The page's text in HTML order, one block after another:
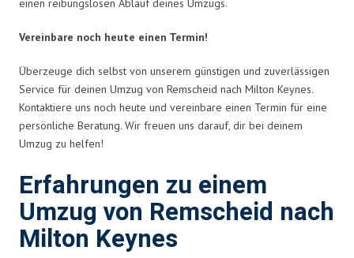
einen reibungslosen Ablauf deines Umzugs.
Vereinbare noch heute einen Termin!
Überzeuge dich selbst von unserem günstigen und zuverlässigen
Service für deinen Umzug von Remscheid nach Milton Keynes.
Kontaktiere uns noch heute und vereinbare einen Termin für eine
persönliche Beratung. Wir freuen uns darauf, dir bei deinem
Umzug zu helfen!
Erfahrungen zu einem
Umzug von Remscheid nach
Milton Keynes